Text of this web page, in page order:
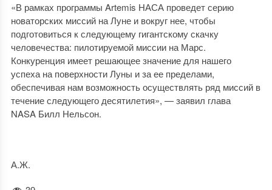
«В рамках программы Artemis НАСА проведет серию
новаторских миссий на Луне и вокруг нее, чтобы
подготовиться к следующему гигантскому скачку
человечества: пилотируемой миссии на Марс.
Конкуренция имеет решающее значение для нашего
успеха на поверхности Луны и за ее пределами,
обеспечивая нам возможность осуществлять ряд миссий в
течение следующего десятилетия», — заявил глава
NASA Билл Нельсон.
А.Ж.